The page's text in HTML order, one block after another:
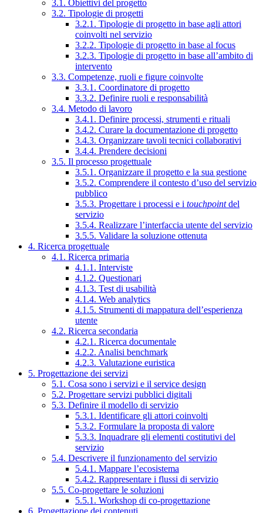
3.1. Obiettivi del progetto
3.2. Tipologie di progetti
3.2.1. Tipologie di progetto in base agli attori
coinvolti nel servizio
3.2.2. Tipologie di progetto in base al focus
3.2.3. Tipologie di progetto in base all’ambito di
intervento
3.3. Competenze, ruoli e figure coinvolte
3.3.1. Coordinatore di progetto
3.3.2. Definire ruoli e responsabilità
3.4. Metodo di lavoro
3.4.1. Definire processi, strumenti e rituali
3.4.2. Curare la documentazione di progetto
3.4.3. Organizzare tavoli tecnici collaborativi
3.4.4. Prendere decisioni
3.5. Il processo progettuale
3.5.1. Organizzare il progetto e la sua gestione
3.5.2. Comprendere il contesto d’uso del servizio
pubblico
3.5.3. Progettare i processi e i touchpointdel
servizio
3.5.4. Realizzare l’interfaccia utente del servizio
3.5.5. Validare la soluzione ottenuta
4. Ricerca progettuale
4.1. Ricerca primaria
4.1.1. Interviste
4.1.2. Questionari
4.1.3. Test di usabilità
4.1.4. Web analytics
4.1.5. Strumenti di mappatura dell’esperienza
utente
4.2. Ricerca secondaria
4.2.1. Ricerca documentale
4.2.2. Analisi benchmark
4.2.3. Valutazione euristica
5. Progettazione dei servizi
5.1. Cosa sono i servizi e il service design
5.2. Progettare servizi pubblici digitali
5.3. Definire il modello di servizio
5.3.1. Identificare gli attori coinvolti
5.3.2. Formulare la proposta di valore
5.3.3. Inquadrare gli elementi costitutivi del
servizio
5.4. Descrivere il funzionamento del servizio
5.4.1. Mappare l’ecosistema
5.4.2. Rappresentare i flussi di servizio
5.5. Co-progettare le soluzioni
5.5.1. Workshop di co-progettazione
6. Progettazione dei contenuti